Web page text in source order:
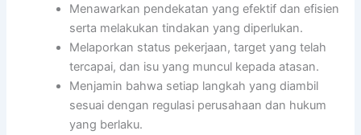
Menawarkan pendekatan yang efektif dan efisien
serta melakukan tindakan yang diperlukan.
Melaporkan status pekerjaan, target yang telah
tercapai, dan isu yang muncul kepada atasan.
Menjamin bahwa setiap langkah yang diambil
sesuai dengan regulasi perusahaan dan hukum
yang berlaku.